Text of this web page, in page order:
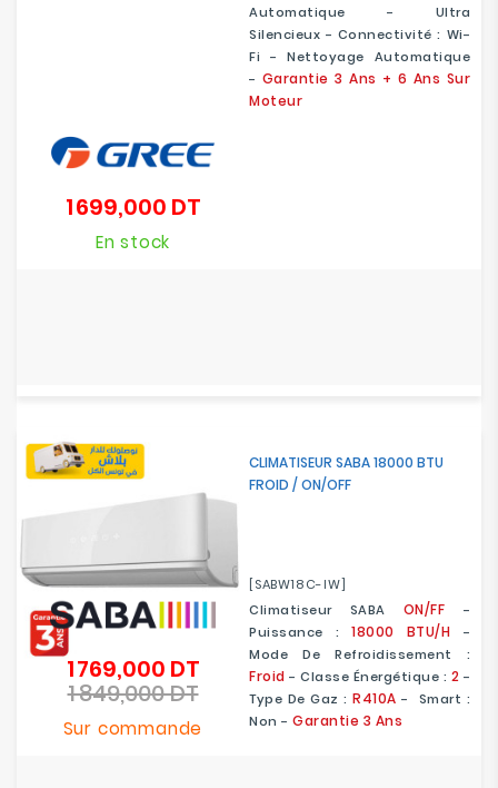
Automatique - Ultra
Silencieux - Connectivité : Wi-
Fi - Nettoyage Automatique
- Garantie 3 Ans + 6 Ans Sur
Moteur
1 699,000 DTPrix
En stock
CLIMATISEUR SABA 18000 BTU
FROID / ON/OFF
[SABW18C-IW]
Climatiseur SABA ON/FF -
Puissance :18000 BTU/H -
Mode De Refroidissement :
Froid - Classe Énergétique : 2 -
Type De Gaz : R410A - Smart :
Non - Garantie 3 Ans
1 769,000 DTPrix
de
1 849,000 DTPrix
Sur commande